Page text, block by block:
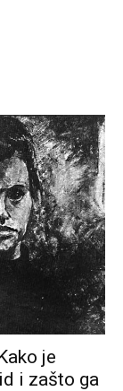
je
i zašto ga